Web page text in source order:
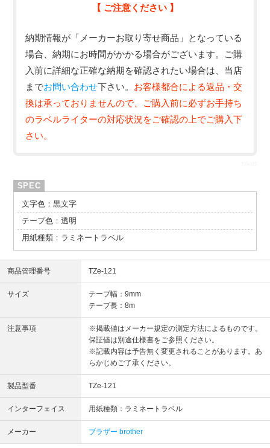
【 ご注意ください 】
納期情報が「メーカーお取り寄せ商品」となっている
場合、納期にお時間がかかる場合がございます。ご購
入前に詳細な正確な納期を確認されたい場合は、当店
までお問い合わせ下さい。 お客様都合による返品・交
換は承っておりませんので、ご購入前に必ずお手持ち
のラベルライターの対応状況をご確認の上でご購入下
さい。
文字色：黒文字
テープ色：透明
用紙種類：ラミネートラベル
商品管理番号 TZe-121
サイズ
テープ幅：9mm
テープ長：8m
注意事項
※掲載値はメーカー規定の測定方法によるものです。
保証値は別途仕様書をご参照ください。
※記載内容は予告無く変更されることがあります。あ
らかじめご了承ください。
製品型番 TZe-121
インターフェイス 用紙種類：ラミネートラベル
メーカー ブラザー brother